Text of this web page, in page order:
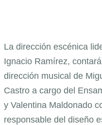
La dirección escénica
Ignacio Ramírez,
dirección musical de
Castro a cargo del
y Valentina Maldonado
responsable del diseño